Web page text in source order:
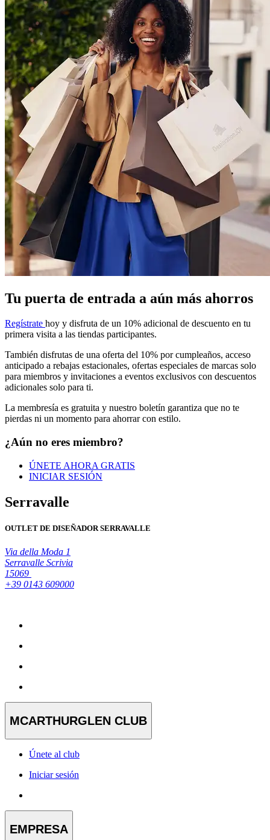
Tu puerta de entrada a aún más ahorros
Regístrate hoy y disfruta de un 10% adicional de descuento en tu
primera visita a las tiendas participantes.
También disfrutas de una oferta del 10% por cumpleaños, acceso
anticipado a rebajas estacionales, ofertas especiales de marcas solo
para miembros y invitaciones a eventos exclusivos con descuentos
adicionales solo para ti.
La membresía es gratuita y nuestro boletín garantiza que no te
pierdas ni un momento para ahorrar con estilo.
¿Aún no eres miembro?
ÚNETE AHORA GRATIS
INICIAR SESIÓN
Serravalle
OUTLET DE DISEÑADOR SERRAVALLE
Via della Moda 1
Serravalle Scrivia
15069
+39 0143 609000
MCARTHURGLEN CLUB
Únete al club
Iniciar sesión
EMPRESA